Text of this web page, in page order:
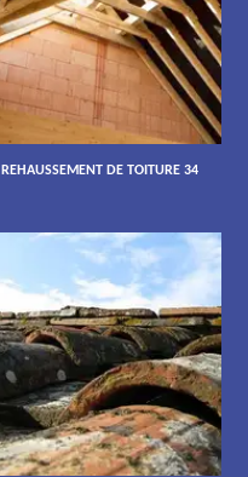
REHAUSSEMENT DE TOITURE 34